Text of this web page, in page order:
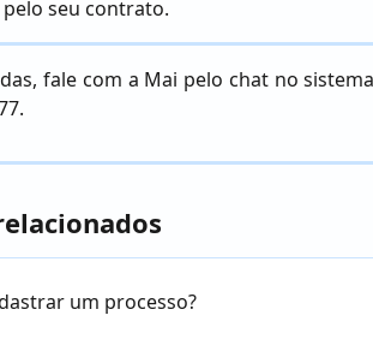
seu contrato.
fale com a Mai pelo chat no
um processo?